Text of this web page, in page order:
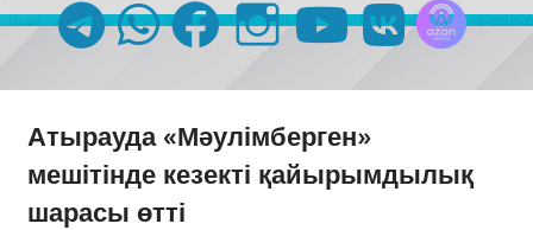
telegramwhatsappfacebookinstagramyoutubevk
Атырауда «Мәулімберген»
мешітінде кезекті қайырымдылық
шарасы өтті